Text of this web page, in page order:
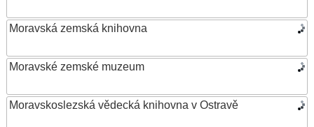
Moravská zemská knihovna
Moravské zemské muzeum
Moravskoslezská vědecká knihovna v Ostravě